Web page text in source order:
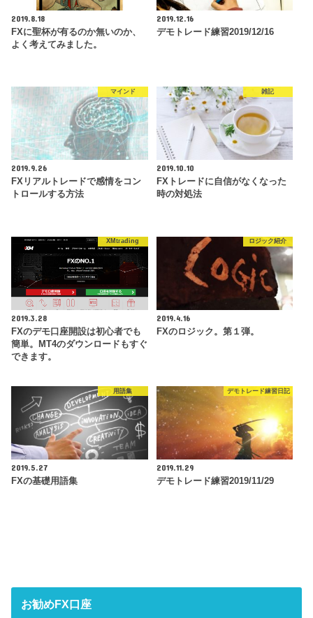
2019.8.18
FXに聖杯が有るのか無いのか、
よく考えてみました。
2019.12.16
デモトレード練習2019/12/16
マインド
2019.9.26
FXリアルトレードで感情をコン
トロールする方法
雑記
2019.10.10
FXトレードに自信がなくなった
時の対処法
XMtrading
2019.3.28
FXのデモ口座開設は初心者でも
簡単。MT4のダウンロードもすぐ
できます。
ロジック紹介
2019.4.16
FXのロジック。第１弾。
用語集
2019.5.27
FXの基礎用語集
デモトレード練習日記
2019.11.29
デモトレード練習2019/11/29
お勧めFX口座